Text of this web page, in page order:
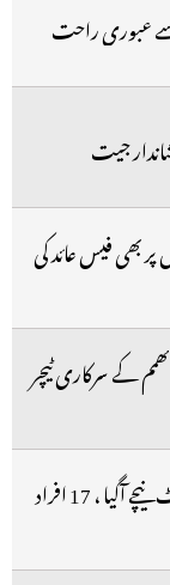
سے عبوری راحت
جیت
بھی فیس عائد کی
کے سرکاری ٹیچر
ایئر انڈیا کا طیارہ ہوا میں اچانک 300 فٹ نیچے آگیا ، 17 افراد